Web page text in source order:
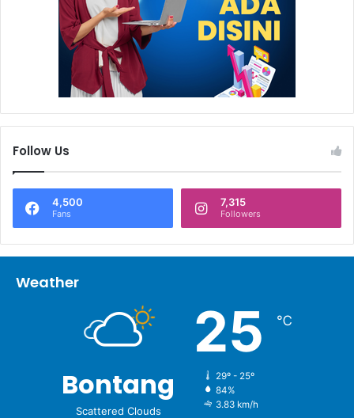
Follow Us
4,500
Fans
7,315
Followers
Weather
Bontang
Scattered Clouds
25 ℃
29º - 25º
84%
3.83 km/h